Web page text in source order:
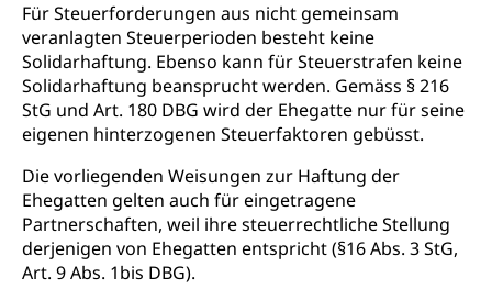
Für Steuerforderungen aus nicht gemeinsam
veranlagten Steuerperioden besteht keine
Solidarhaftung. Ebenso kann für Steuerstrafen keine
Solidarhaftung beansprucht werden. Gemäss § 216
StG und Art. 180 DBG wird der Ehegatte nur für seine
eigenen hinterzogenen Steuerfaktoren gebüsst.
Die vorliegenden Weisungen zur Haftung der
Ehegatten gelten auch für eingetragene
Partnerschaften, weil ihre steuerrechtliche Stellung
derjenigen von Ehegatten entspricht (§16 Abs. 3 StG,
Art. 9 Abs. 1bis DBG).